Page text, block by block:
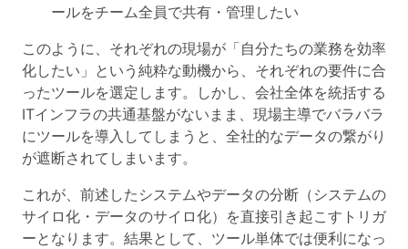
ールをチーム全員で共有・管理したい
このように、それぞれの現場が「自分たちの業務を効率
化したい」という純粋な動機から、それぞれの要件に合
ったツールを選定します。しかし、会社全体を統括する
ITインフラの共通基盤がないまま、現場主導でバラバラ
にツールを導入してしまうと、全社的なデータの繋がり
が遮断されてしまいます。
これが、前述したシステムやデータの分断（システムの
サイロ化・データのサイロ化）を直接引き起こすトリガ
ーとなります。結果として、ツール単体では便利になっ